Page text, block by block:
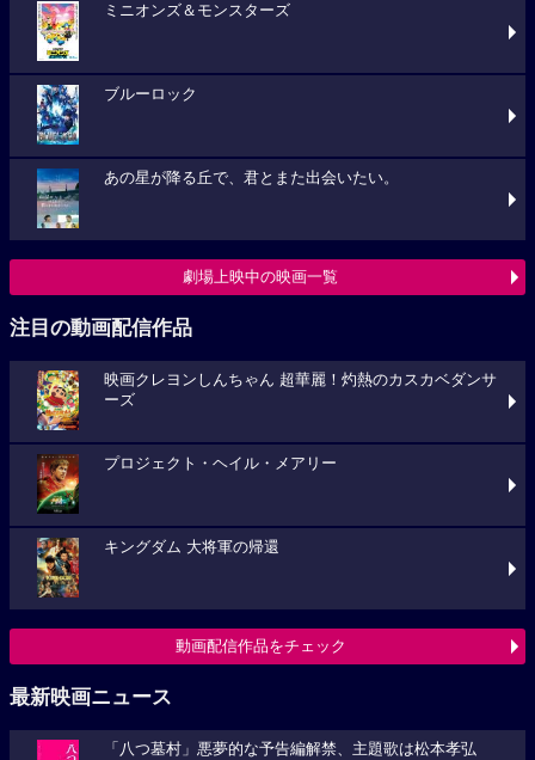
ミニオンズ＆モンスターズ
ブルーロック
あの星が降る丘で、君とまた出会いたい。
劇場上映中の映画一覧
注目の動画配信作品
映画クレヨンしんちゃん 超華麗！灼熱のカスカベダンサ
ーズ
プロジェクト・ヘイル・メアリー
キングダム 大将軍の帰還
動画配信作品をチェック
最新映画ニュース
「八つ墓村」悪夢的な予告編解禁、主題歌は松本孝弘